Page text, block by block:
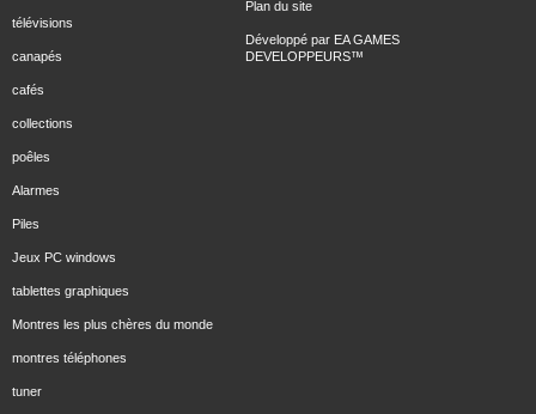
télévisions
canapés
cafés
collections
poêles
Alarmes
Piles
Jeux PC windows
tablettes graphiques
Montres les plus chères du monde
montres téléphones
tuner
Plan du site
Développé par EA GAMES
DEVELOPPEURS™